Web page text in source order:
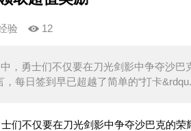
验 12
勇士们不仅要在刀光剑影中争夺沙巴
每日签到早已超越了简单的“打卡
不仅要在刀光剑影中争夺沙巴克的荣